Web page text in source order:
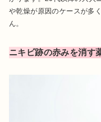
や乾燥が原因のケースが多
ん。
ニキビ跡の赤みを消す